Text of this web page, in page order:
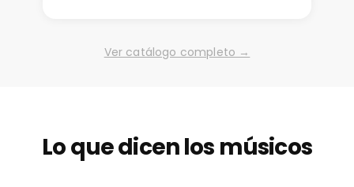
Ver catálogo completo →
Lo que dicen los músicos